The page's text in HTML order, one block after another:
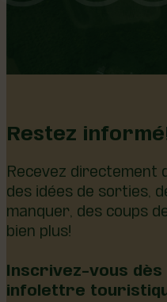
Restez
Recevez directement
des idées de sorties,
manquer, des coups
bien plus!
Inscrivez-vous
infolettre